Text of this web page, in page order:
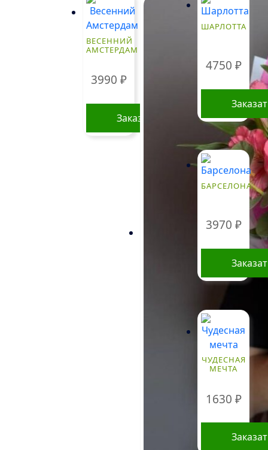
имеет
несколько
вариаций.ВЕСЕННИЙ
АМСТЕРДАМ
3990 ₽
Заказать
ШАРЛОТТА
4750 ₽
БАРСЕЛОНА
3970 ₽
ЧУДЕСНАЯ
МЕЧТА
1630 ₽